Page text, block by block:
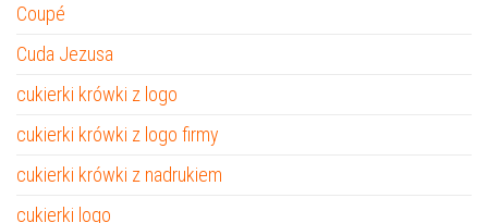
Coupé
Cuda Jezusa
cukierki krówki z logo
cukierki krówki z logo firmy
cukierki krówki z nadrukiem
cukierki logo